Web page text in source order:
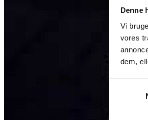
Denne
Vi
vores
dem,